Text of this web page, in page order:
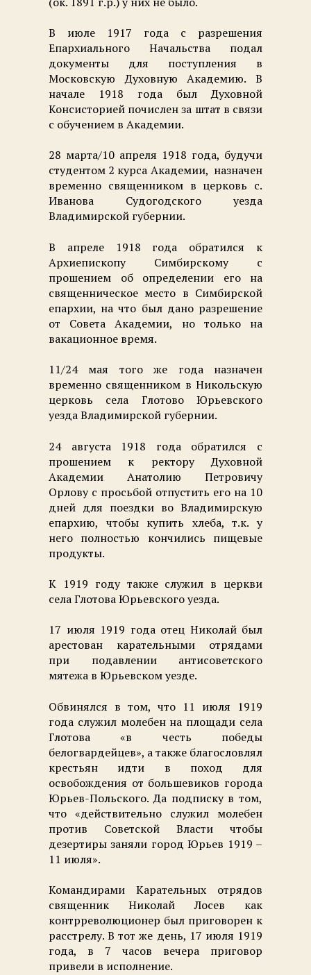
В июле 1917 года с разрешения
Епархиального Начальства подал
документы для поступления в
Московскую Духовную Академию. В
начале 1918 года был Духовной
Консисторией почислен за штат в связи
с обучением в Академии.
28 марта/10 апреля 1918 года, будучи
студентом 2 курса Академии, назначен
временно священником в церковь с.
Иванова Судогодского уезда
Владимирской губернии.
В апреле 1918 года обратился к
Архиепископу Симбирскому с
прошением об определении его на
священническое место в Симбирской
епархии, на что был дано разрешение
от Совета Академии, но только на
вакационное время.
11/24 мая того же года назначен
временно священником в Никольскую
церковь села Глотово Юрьевского
уезда Владимирской губернии.
24 августа 1918 года обратился с
прошением к ректору Духовной
Академии Анатолию Петровичу
Орлову с просьбой отпустить его на 10
дней для поездки во Владимирскую
епархию, чтобы купить хлеба, т.к. у
него полностью кончились пищевые
продукты.
К 1919 году также служил в церкви
села Глотова Юрьевского уезда.
17 июля 1919 года отец Николай был
арестован карательными отрядами
при подавлении антисоветского
мятежа в Юрьевском уезде.
Обвинялся в том, что 11 июля 1919
года служил молебен на площади села
Глотова «в честь победы
белогвардейцев», а также благословлял
крестьян идти в поход для
освобождения от большевиков города
Юрьев-Польского. Да подписку в том,
что «действительно служил молебен
против Советской Власти чтобы
дезертиры заняли город Юрьев 1919 –
11 июля».
Командирами Карательных отрядов
священник Николай Лосев как
контрреволюционер был приговорен к
расстрелу. В тот же день, 17 июля 1919
года, в 7 часов вечера приговор
привели в исполнение.